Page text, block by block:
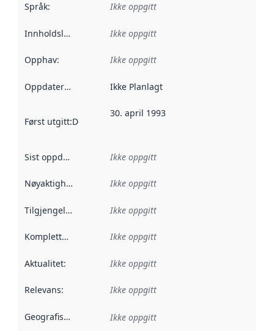
Språk: Ikke oppgitt
Innholdsleverandører :
Ikke oppgitt
Opphav: Ikke oppgitt
Oppdateringsfrekvens :
Ikke Planlagt
Først utgitt:Denne datoen sier når dataene i dette
30. april 1993
Sist oppdatert Ikke oppgitt
Nøyaktighet Ikke oppgitt
Tilgjengelighet Ikke oppgitt
Kompletthet Ikke oppgitt
Aktualitet: Ikke oppgitt
Relevans: Ikke oppgitt
Geografisk avgrensning :
Ikke oppgitt